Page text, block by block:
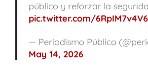
público y reforzar la
pic.twitter.com/6RpIM7v4V6
— Periodismo Público
May 14, 2026